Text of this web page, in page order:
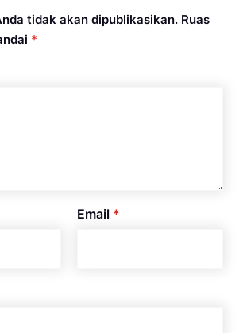
tidak akan dipublikasikan. Ruas
*
Email *